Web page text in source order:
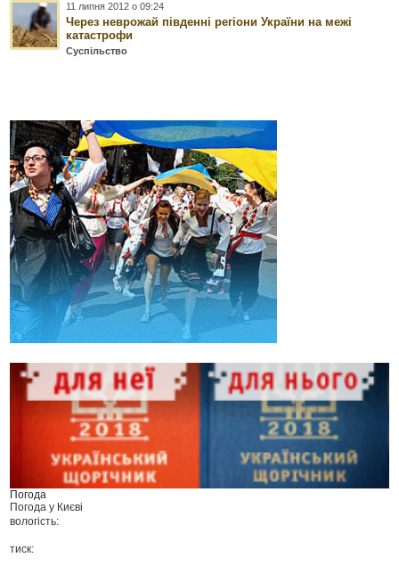
11 липня 2012 о 09:24
Через неврожай південні регіони України на межі
катастрофи
Суспільство
Погода
Погода у Києві
вологість:
тиск: